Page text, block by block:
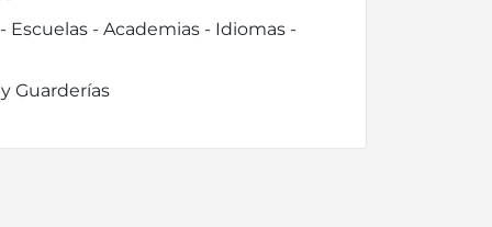
Escuelas - Academias - Idiomas -
Guarderías